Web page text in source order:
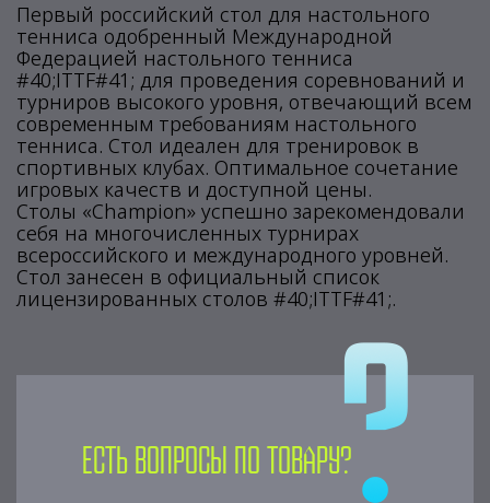
Первый российский стол для настольного
тенниса одобренный Международной
Федерацией настольного тенниса
#40;ITTF#41; для проведения соревнований и
турниров высокого уровня, отвечающий всем
современным требованиям настольного
тенниса. Стол идеален для тренировок в
спортивных клубах. Оптимальное сочетание
игровых качеств и доступной цены.
Столы «Champion» успешно зарекомендовали
себя на многочисленных турнирах
всероссийского и международного уровней.
Стол занесен в официальный список
лицензированных столов #40;ITTF#41;.
Есть вопросы по товару?